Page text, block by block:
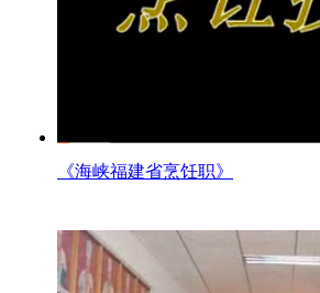
《海峡福建省烹饪职》